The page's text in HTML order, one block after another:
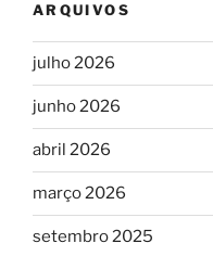
ARQUIVOS
julho 2026
junho 2026
abril 2026
março 2026
setembro 2025